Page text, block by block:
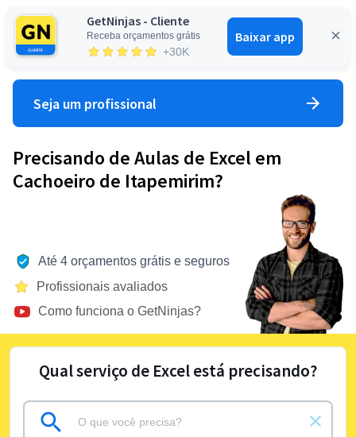
GetNinjas - Cliente
Receba orçamentos grátis
+30K
Baixar app
Entrar
Seja um profissional
Precisando de Aulas de Excel em
Cachoeiro de Itapemirim?
Até 4 orçamentos grátis e seguros
Profissionais avaliados
Como funciona o GetNinjas?
Qual serviço de Excel está precisando?